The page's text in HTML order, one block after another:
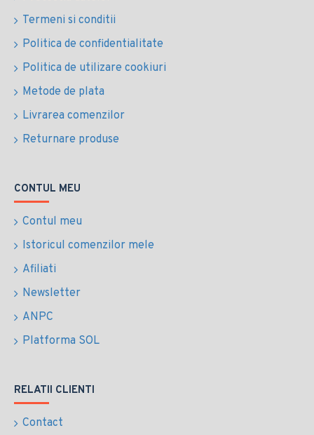
Termeni si conditii
Politica de confidentialitate
Politica de utilizare cookiuri
Metode de plata
Livrarea comenzilor
Returnare produse
CONTUL MEU
Contul meu
Istoricul comenzilor mele
Afiliati
Newsletter
ANPC
Platforma SOL
RELATII CLIENTI
Contact